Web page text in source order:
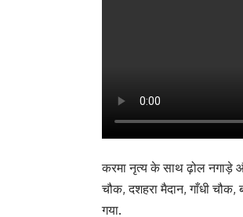
करमा नृत्य के साथ ढ़ोल नगाड़े
चौक, दशहरा मैदान, गाँधी
गया.